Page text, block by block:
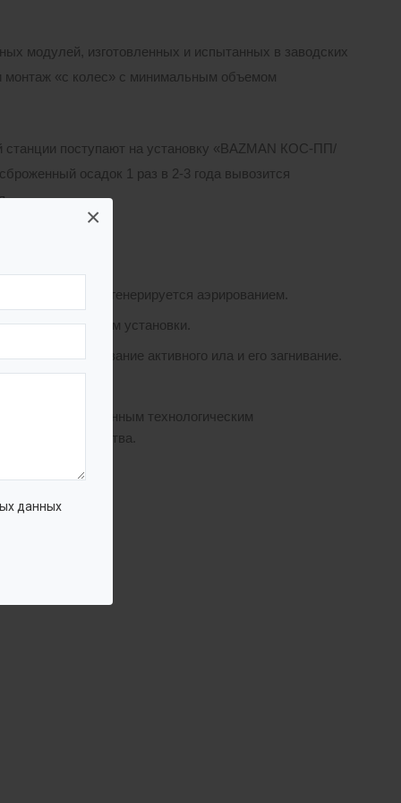
данных
×
модулей, изготовленных и испытанных в заводских
монтаж «с колес» с минимальным объемом
станции поступают на установку «BAZMAN КОС-ПП/
осадок 1 раз в 2-3 года вывозится
и легко регенерируется аэрированием.
общий объем установки.
скапливание активного ила и его загнивание.
со смонтированным технологическим
строительства.